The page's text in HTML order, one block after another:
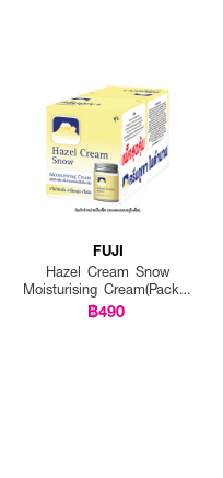
FUJI
Hazel Cream Snow
Moisturising Cream(Pack 1
Get 1 Free)
฿490